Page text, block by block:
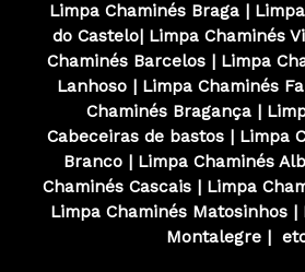
Limpa Chaminés Braga|
do Castelo| Limpa Chaminés
Chaminés Barcelos | Limpa
Lanhoso| Limpa Chaminés
Chaminés Bragança |
Cabeceiras de bastos | Limpa
Branco | Limpa Chaminés
Chaminés Cascais| Limpa
Limpa Chaminés Matosinhos |
Montalegre |